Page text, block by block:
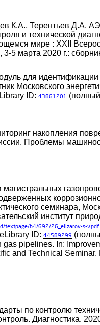
К.А., Терентьев Д.А. АЭ
и технической
мире : XXII
5 марта 2020 г.:
для идентификации
Московского
ID: 43861201 (полный
накопления
Проблемы
семинара,
институт
textpage/b4/692/26_elizarov-s-v.pdf
ID: 44589299
pipelines. In:
and Technical Seminar.
по контролю
Диагностика.